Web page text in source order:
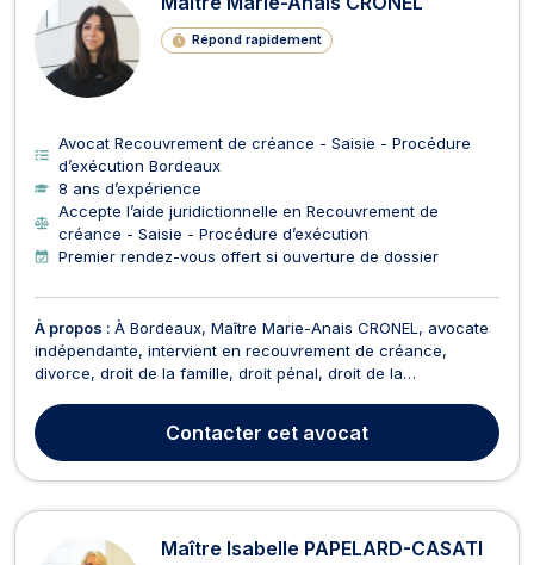
Répond rapidement
Avocat Recouvrement de créance - Saisie - Procédure
d’exécution Bordeaux
8 ans d’expérience
Accepte l’aide juridictionnelle en Recouvrement de
créance - Saisie - Procédure d’exécution
Premier rendez-vous offert si ouverture de dossier
À propos : À Bordeaux, Maître Marie-Anais CRONEL, avocate
indépendante, intervient en recouvrement de créance,
divorce, droit de la famille, droit pénal, droit de la
droit civil et droit des contrats. Elle vous assiste et vous
représente devant toutes les juridictions du 1er d...
Contacter cet avocat
Maître Isabelle PAPELARD-CASATI